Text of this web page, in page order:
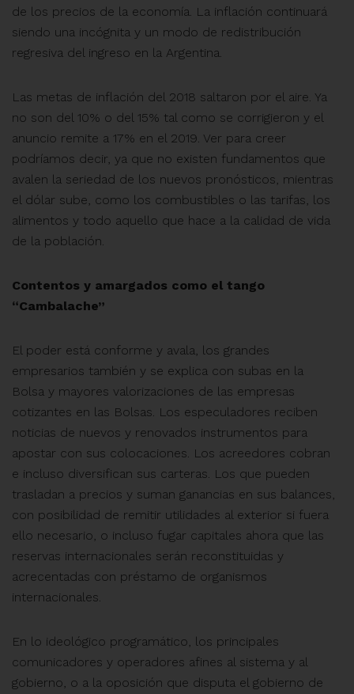
de los precios de la economía. La inflación continuará
siendo una incógnita y un modo de redistribución
regresiva del ingreso en la Argentina.
Las metas de inflación del 2018 saltaron por el aire. Ya
no son del 10% o del 15% tal como se corrigieron y el
anuncio remite a 17% en el 2019. Ver para creer
podríamos decir, ya que no existen fundamentos que
avalen la seriedad de los nuevos pronósticos, mientras
el dólar sube, como los combustibles o las tarifas, los
alimentos y todo aquello que hace a la calidad de vida
de la población.
Contentos y amargados como el tango
“Cambalache”
El poder está conforme y avala, los grandes
empresarios también y se explica con subas en la
Bolsa y mayores valorizaciones de las empresas
cotizantes en las Bolsas. Los especuladores reciben
noticias de nuevos y renovados instrumentos para
apostar con sus colocaciones. Los acreedores cobran
e incluso diversifican sus carteras. Los que pueden
trasladan a precios y suman ganancias en sus balances,
con posibilidad de remitir utilidades al exterior si fuera
ello necesario, o incluso fugar capitales ahora que las
reservas internacionales serán reconstituidas y
acrecentadas con préstamo de organismos
internacionales.
En lo ideológico programático, los principales
comunicadores y operadores afines al sistema y al
gobierno, o a la oposición que disputa el gobierno de